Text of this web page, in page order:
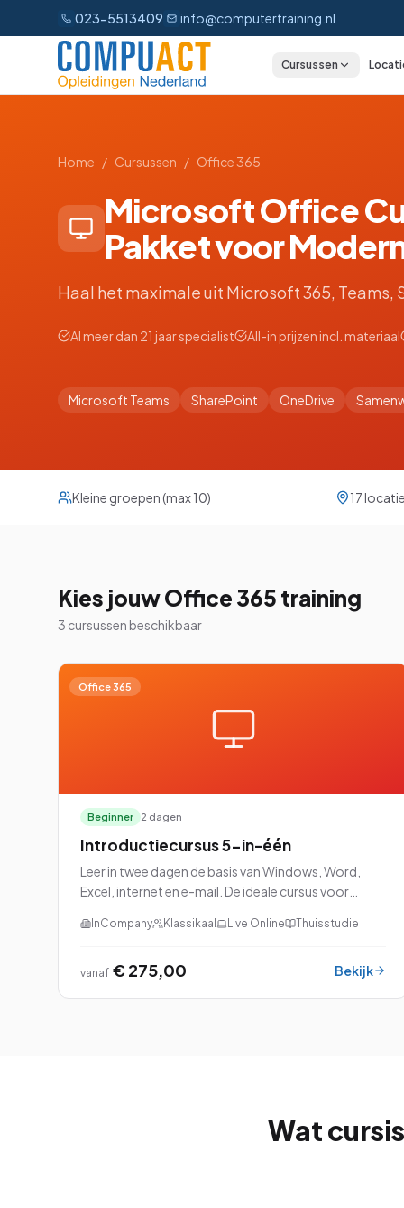
023-5513409 info@computertraining.nl
Cursussen
Outlook
PowerPoint
Power BI
Office 365
AI
Project
Alle 26 cursussen
Home / Cursussen / Office 365
Microsoft Office
Pakket voor
Haal het maximale uit Microsoft 365, Teams,
Al meer dan 21 jaar specialist All-in prijzen incl. materiaal
Microsoft Teams SharePoint OneDrive
Kleine groepen (max 10) 17
Kies jouwOffice 365 training
3 cursussen beschikbaar
Office 365
Beginner 2 dagen
Introductiecursus 5-in-één
Leer in twee dagen de basis van Windows, Word,
Excel, internet en e-mail. De ideale cursus voor
Microsoft Office.
InCompany Klassikaal Live Online Thuisstudie
vanaf € 275,00 Bekijk
Wat